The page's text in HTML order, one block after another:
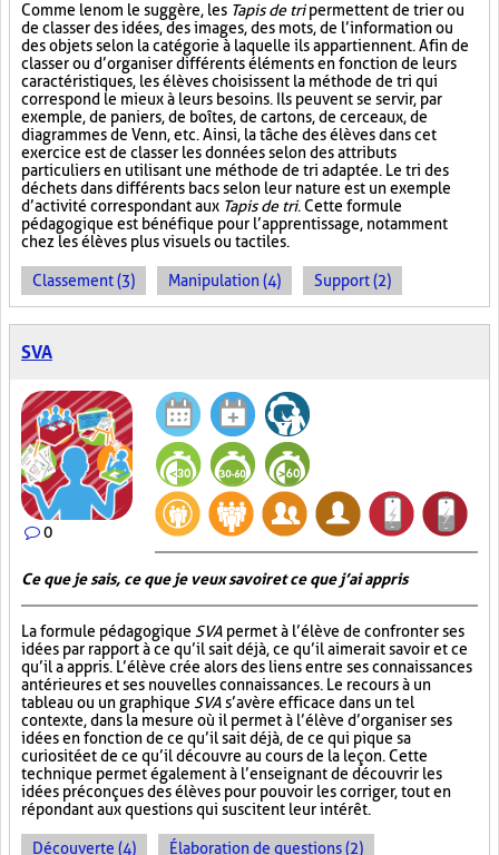
Comme le nom le suggère, les Tapis de tripermettent de trier ou
de classer des idées, des images, des mots, de l’information ou
des objets selon la catégorie à laquelle ils appartiennent. Afin de
classer ou d’organiser différents éléments en fonction de leurs
caractéristiques, les élèves choisissent la méthode de tri qui
correspond le mieux à leurs besoins. Ils peuvent se servir, par
exemple, de paniers, de boîtes, de cartons, de cerceaux, de
diagrammes de Venn, etc. Ainsi, la tâche des élèves dans cet
exercice est de classer les données selon des attributs
particuliers en utilisant une méthode de tri adaptée. Le tri des
déchets dans différents bacs selon leur nature est un exemple
d’activité correspondant aux Tapis de tri. Cette formule
pédagogique est bénéfique pour l’apprentissage, notamment
chez les élèves plus visuels ou tactiles.
Classement (3) Manipulation (4) Support (2)
SVA
0
Ce que je sais, ce que je veux savoir et ce que j’ai appris
La formule pédagogique SVA permet à l’élève de confronter ses
idées par rapport à ce qu’il sait déjà, ce qu’il aimerait savoir et ce
qu’il a appris. L’élève crée alors des liens entre ses connaissances
antérieures et ses nouvelles connaissances. Le recours à un
tableau ou un graphique SVA s’avère efficace dans un tel
contexte, dans la mesure où il permet à l’élève d’organiser ses
idées en fonction de ce qu’il sait déjà, de ce qui pique sa
curiosité et de ce qu’il découvre au cours de la leçon. Cette
technique permet également à l’enseignant de découvrir les
idées préconçues des élèves pour pouvoir les corriger, tout en
répondant aux questions qui suscitent leur intérêt.
Découverte (4) Élaboration de questions (2)